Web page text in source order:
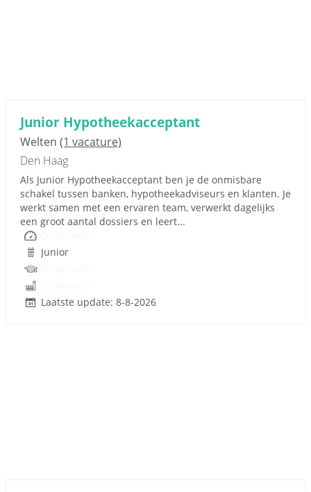
Junior Hypotheekacceptant
Welten (1 vacature)
Den Haag
Als Junior Hypotheekacceptant ben je de onmisbare
schakel tussen banken, hypotheekadviseurs en klanten. Je
werkt samen met een ervaren team, verwerkt dagelijks
een groot aantal dossiers en leert...
Junior
Laatste update: 8-8-2026